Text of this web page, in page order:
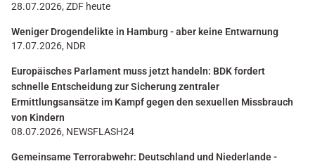
28.07.2026, ZDF heute
Weniger Drogendelikte in Hamburg - aber keine Entwarnung
17.07.2026, NDR
Europäisches Parlament muss jetzt handeln: BDK fordert
schnelle Entscheidung zur Sicherung zentraler
Ermittlungsansätze im Kampf gegen den sexuellen Missbrauch
von Kindern
08.07.2026, NEWSFLASH24
Gemeinsame Terrorabwehr: Deutschland und Niederlande -